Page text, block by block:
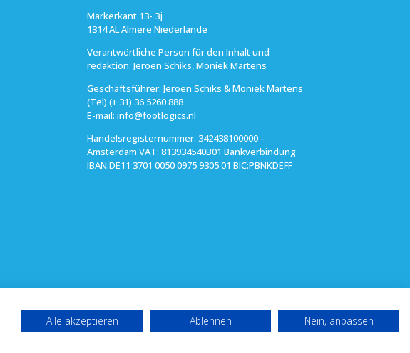
Markerkant 13- 3j
1314 AL Almere Niederlande
Verantwörtliche Person für den Inhalt und
redaktion: Jeroen Schiks, Moniek Martens
Geschäftsführer: Jeroen Schiks & Moniek Martens
(Tel) (+ 31) 36 5260 888
E-mail: info@footlogics.nl
Handelsregisternummer: 342438100000 –
Amsterdam VAT: 813934540B01 Bankverbindung
IBAN:DE11 3701 0050 0975 9305 01 BIC:PBNKDEFF
Alle akzeptieren Ablehnen Nein, anpassen